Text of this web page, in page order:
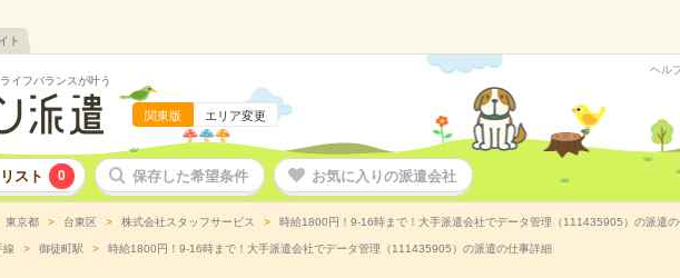
ト
イフバランスが叶う
関東版 エリア変更
ヘル
スト 0 保存した希望条件 お気に入りの派遣会社
東京都 台東区 株式会社スタッフサービス 時給1800円！9-16時まで！大手派遣会社でデータ管理（111435905）の派遣
線 御徒町駅 時給1800円！9-16時まで！大手派遣会社でデータ管理（111435905）の派遣の仕事詳細